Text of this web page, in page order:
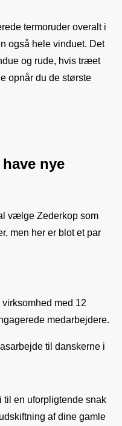
termoruder overalt i
også hele vinduet. Det
og rude, hvis træet
opnår du de største
nye
vælge Zederkop som
men her er blot et par
med 12
medarbejdere.
til danskerne i
til en uforpligtende snak
af dine gamle